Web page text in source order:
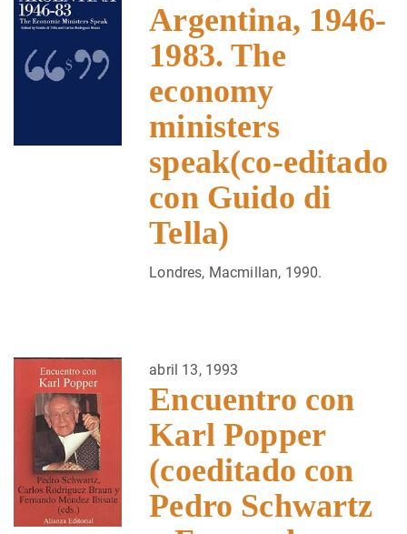
Argentina, 1946-
1983. The
economy
ministers
speak(co-editado
con Guido di
Tella)
Londres, Macmillan, 1990.
abril 13, 1993
Encuentro con
Karl Popper
(coeditado con
Pedro Schwartz